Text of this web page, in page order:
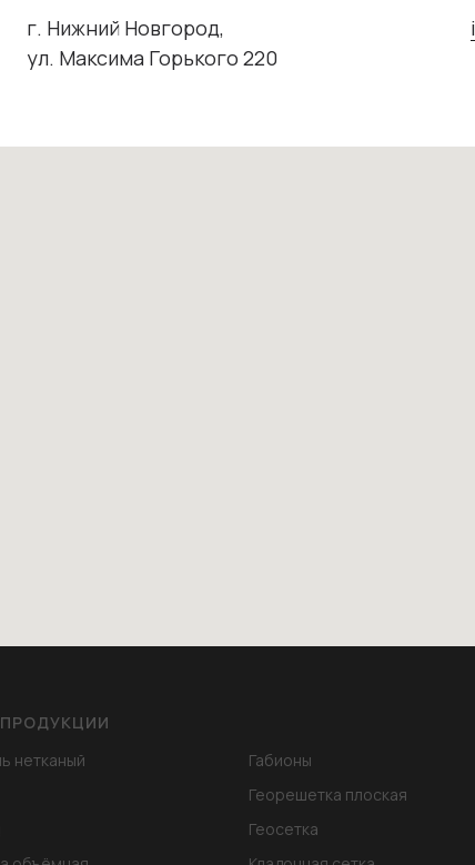
г. Нижний Новгород,
ул. Максима Горького 220
нетканый
Габионы
Георешетка плоская
Геосетка